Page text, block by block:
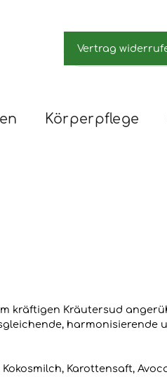
Vertrag
Körperpflege
kräftigen Kräutersud
harmonisierende
Karottensaft,